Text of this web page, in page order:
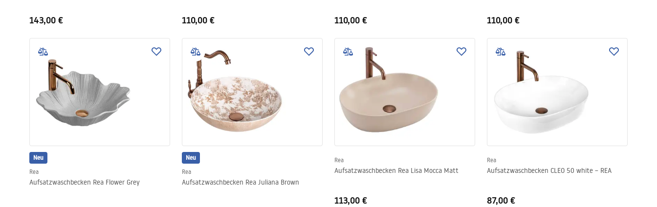
143,00 € 110,00 € 110,00 € 110,00 €
Neu
Rea
Aufsatzwaschbecken Rea Flower Grey
Neu
Rea
Aufsatzwaschbecken Rea Juliana Brown
Rea
Aufsatzwaschbecken Rea Lisa Mocca Matt
113,00 €
Rea
Aufsatzwaschbecken CLEO 50 white – REA
87,00 €